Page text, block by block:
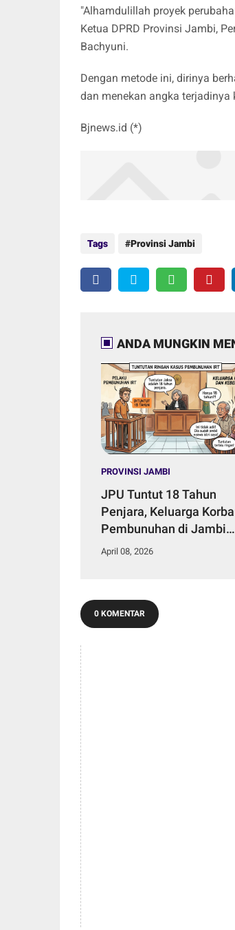
"Alhamdulillah proyek
Ketua DPRD Provinsi Jambi,
Bachyuni.
Dengan metode ini, dirinya
dan menekan angka
Bjnews.id (*)
Tags Provinsi Jambi
ANDA MUNGKIN
PROVINSI JAMBI
JPU Tuntut 18 Tahun
Penjara, Keluarga
Pembunuhan di Jambi
Kecewa.
April 08, 2026
0 KOMENTAR